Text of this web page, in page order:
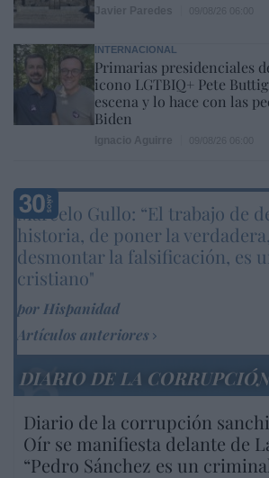
INTERNACIONAL
Primarias presidenciales
icono LGTBIQ+ Pete
escena y lo hace con las
Biden
Marcelo Gullo: “El trabajo de
historia, de poner la
desmontar la falsificación, es
cristiano"
por Hispanidad
Artículos anteriores
DIARIO DE LA
Diario de la corrupción
Oír se manifiesta delante de
“Pedro Sánchez es un